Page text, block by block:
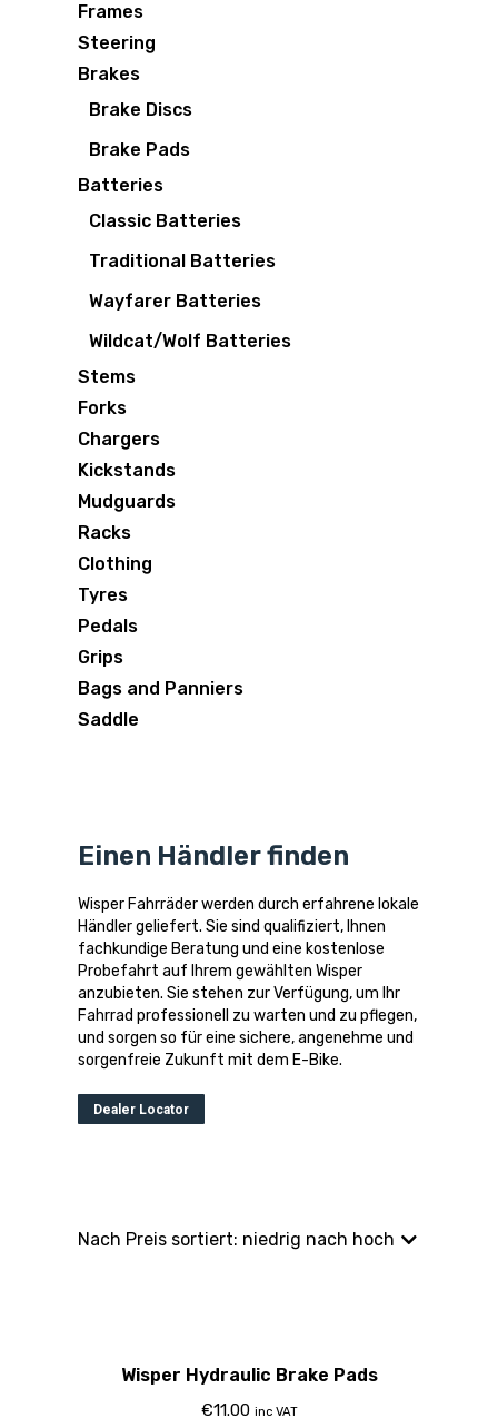
Frames
Steering
Brakes
Brake Discs
Brake Pads
Batteries
Classic Batteries
Traditional Batteries
Wayfarer Batteries
Wildcat/Wolf Batteries
Stems
Forks
Chargers
Kickstands
Mudguards
Racks
Clothing
Tyres
Pedals
Grips
Bags and Panniers
Saddle
Einen Händler finden
Wisper Fahrräder werden durch erfahrene lokale
Händler geliefert. Sie sind qualifiziert, Ihnen
fachkundige Beratung und eine kostenlose
Probefahrt auf Ihrem gewählten Wisper
anzubieten. Sie stehen zur Verfügung, um Ihr
Fahrrad professionell zu warten und zu pflegen,
und sorgen so für eine sichere, angenehme und
sorgenfreie Zukunft mit dem E-Bike.
Dealer Locator
Wisper Hydraulic Brake Pads
€11.00 inc VAT